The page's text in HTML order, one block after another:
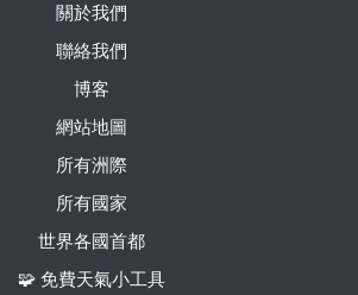
關於我們
聯絡我們
博客
網站地圖
所有洲際
所有國家
世界各國首都
🧩 免費天氣小工具